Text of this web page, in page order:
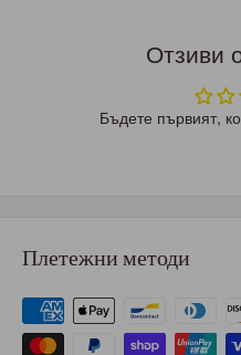
Отзиви
Бъдете първият,
Плетежни методи